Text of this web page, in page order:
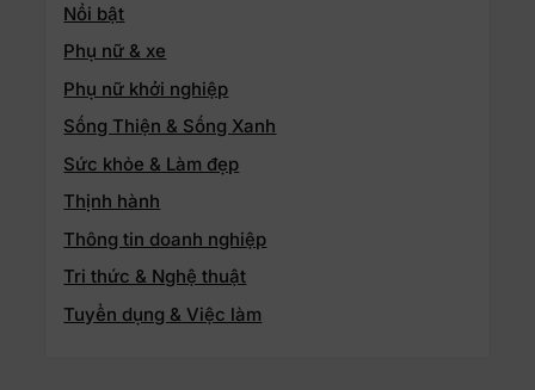
Nổi bật
Phụ nữ & xe
Phụ nữ khởi nghiệp
Sống Thiện & Sống Xanh
Sức khỏe & Làm đẹp
Thịnh hành
Thông tin doanh nghiệp
Tri thức & Nghệ thuật
Tuyển dụng & Việc làm